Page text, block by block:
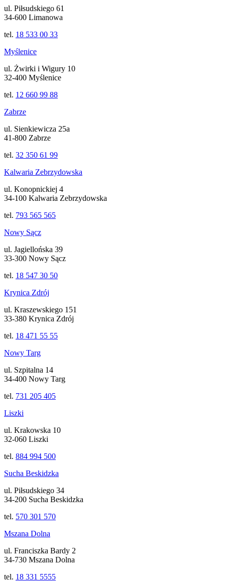
ul. Piłsudskiego 61
34-600 Limanowa
tel. 18 533 00 33
Myślenice
ul. Żwirki i Wigury 10
32-400 Myślenice
tel. 12 660 99 88
Zabrze
ul. Sienkiewicza 25a
41-800 Zabrze
tel. 32 350 61 99
Kalwaria Zebrzydowska
ul. Konopnickiej 4
34-100 Kalwaria Zebrzydowska
tel. 793 565 565
Nowy Sącz
ul. Jagiellońska 39
33-300 Nowy Sącz
tel. 18 547 30 50
Krynica Zdrój
ul. Kraszewskiego 151
33-380 Krynica Zdrój
tel. 18 471 55 55
Nowy Targ
ul. Szpitalna 14
34-400 Nowy Targ
tel. 731 205 405
Liszki
ul. Krakowska 10
32-060 Liszki
tel. 884 994 500
Sucha Beskidzka
ul. Piłsudskiego 34
34-200 Sucha Beskidzka
tel. 570 301 570
Mszana Dolna
ul. Franciszka Bardy 2
34-730 Mszana Dolna
tel. 18 331 5555